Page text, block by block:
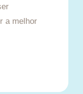
a melhor